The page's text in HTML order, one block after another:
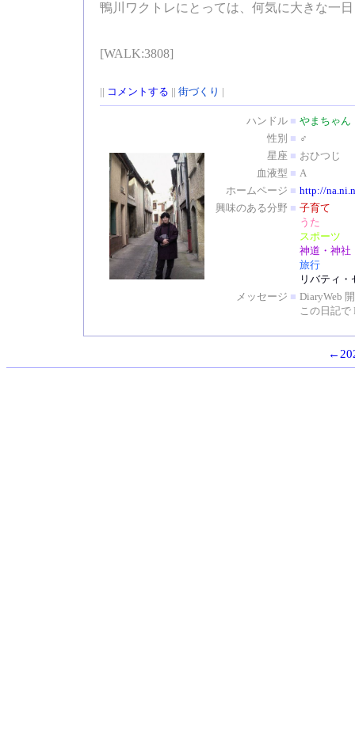
鴨川ワクトレにとっては、何気に大きな一
[WALK:3808]
|| コメントする || 街づくり |
ハンドル ■ やまちゃん
性別 ■ ♂
星座 ■ おひつじ
血液型 ■ A
ホームページ ■ http://
興味のある分野 ■ 子育て
うた
スポーツ
神道・神社
旅行
リバティ
メッセージ ■ DiaryWeb
この日記